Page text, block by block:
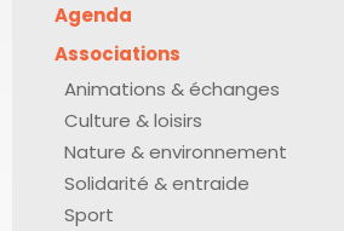
Agenda
Associations
Animations & échanges
Culture & loisirs
Nature & environnement
Solidarité & entraide
Sport